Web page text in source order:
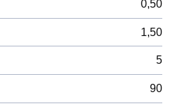
0,50
1,50
5
90